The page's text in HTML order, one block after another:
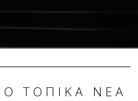
ΤΟΠΙΚΆ ΝΈΑ